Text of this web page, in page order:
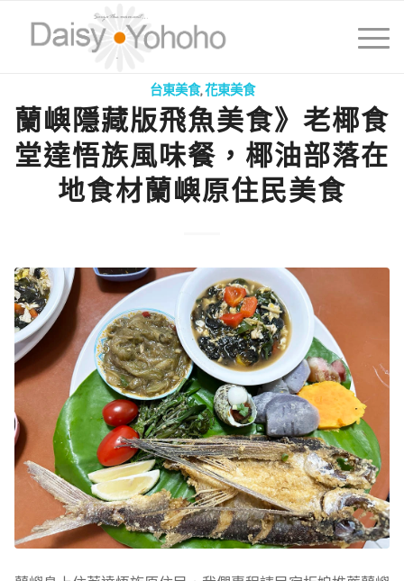
台東美食,花東美食
蘭嶼隱藏版飛魚美食》老椰食
堂達悟族風味餐，椰油部落在
地食材蘭嶼原住民美食